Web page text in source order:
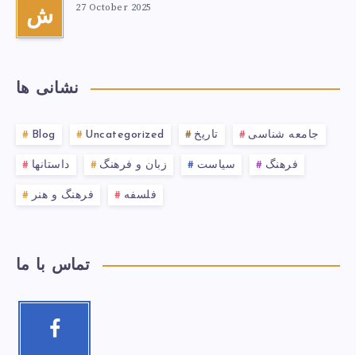
ش 27 October 2025
نشانی ها
Blog Uncategorized تاریخ جامعه شناسی
داستانها زبان و فرهنگ سیاست فرهنگ
فرهنگ و هنر فلسفه
تماس با ما